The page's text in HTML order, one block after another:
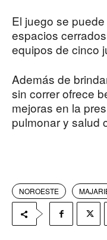
El juego se
espacios
equipos de cinco
Además de
sin correr ofrece
mejoras en la
pulmonar y salud
NOROESTE